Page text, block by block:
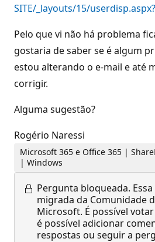
SITE/_layouts/15/
Pelo que vi não há problema
gostaria de saber se é algum
estou alterando o e-mail e até
corrigir.
Alguma sugestão?
Rogério Naressi
Microsoft 365 e Office 365 |
| Windows
Pergunta bloqueada.
migrada da Comunidade
Microsoft. É possível
é possível adicionar
respostas ou seguir a